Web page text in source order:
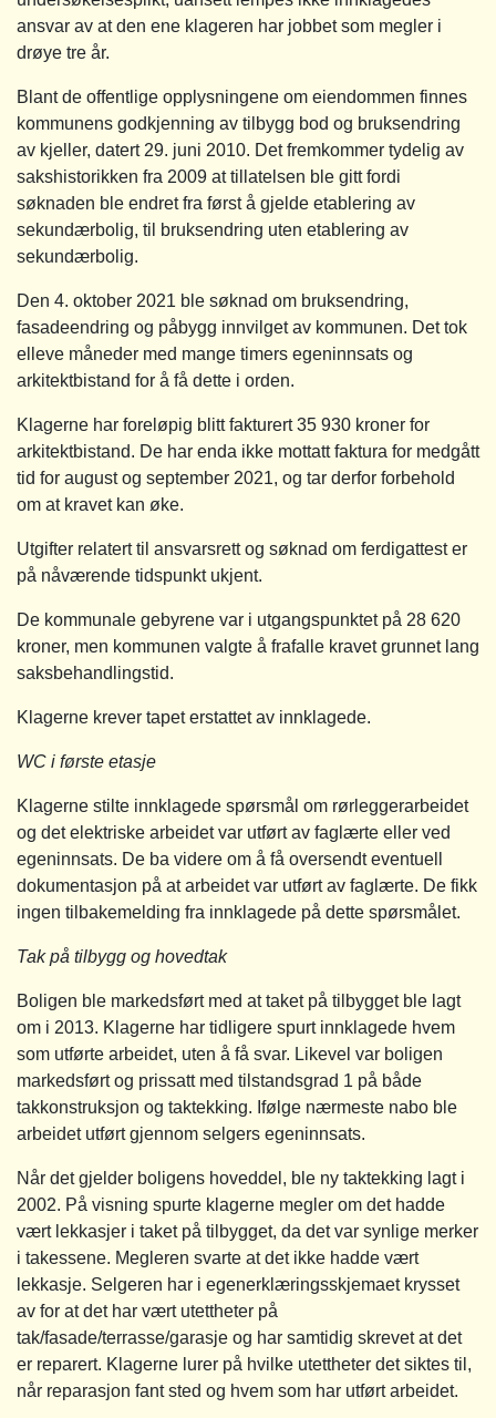
ansvar av at den ene klageren har jobbet som megler i
drøye tre år.
Blant de offentlige opplysningene om eiendommen finnes
kommunens godkjenning av tilbygg bod og bruksendring
av kjeller, datert 29. juni 2010. Det fremkommer tydelig av
sakshistorikken fra 2009 at tillatelsen ble gitt fordi
søknaden ble endret fra først å gjelde etablering av
sekundærbolig, til bruksendring uten etablering av
sekundærbolig.
Den 4. oktober 2021 ble søknad om bruksendring,
fasadeendring og påbygg innvilget av kommunen. Det tok
elleve måneder med mange timers egeninnsats og
arkitektbistand for å få dette i orden.
Klagerne har foreløpig blitt fakturert 35 930 kroner for
arkitektbistand. De har enda ikke mottatt faktura for medgått
tid for august og september 2021, og tar derfor forbehold
om at kravet kan øke.
Utgifter relatert til ansvarsrett og søknad om ferdigattest er
på nåværende tidspunkt ukjent.
De kommunale gebyrene var i utgangspunktet på 28 620
kroner, men kommunen valgte å frafalle kravet grunnet lang
saksbehandlingstid.
Klagerne krever tapet erstattet av innklagede.
WC i første etasje
Klagerne stilte innklagede spørsmål om rørleggerarbeidet
og det elektriske arbeidet var utført av faglærte eller ved
egeninnsats. De ba videre om å få oversendt eventuell
dokumentasjon på at arbeidet var utført av faglærte. De fikk
ingen tilbakemelding fra innklagede på dette spørsmålet.
Tak på tilbygg og hovedtak
Boligen ble markedsført med at taket på tilbygget ble lagt
om i 2013. Klagerne har tidligere spurt innklagede hvem
som utførte arbeidet, uten å få svar. Likevel var boligen
markedsført og prissatt med tilstandsgrad 1 på både
takkonstruksjon og taktekking. Ifølge nærmeste nabo ble
arbeidet utført gjennom selgers egeninnsats.
Når det gjelder boligens hoveddel, ble ny taktekking lagt i
2002. På visning spurte klagerne megler om det hadde
vært lekkasjer i taket på tilbygget, da det var synlige merker
i takessene. Megleren svarte at det ikke hadde vært
lekkasje. Selgeren har i egenerklæringsskjemaet krysset
av for at det har vært utettheter på
tak/fasade/terrasse/garasje og har samtidig skrevet at det
er reparert. Klagerne lurer på hvilke utettheter det siktes til,
når reparasjon fant sted og hvem som har utført arbeidet.